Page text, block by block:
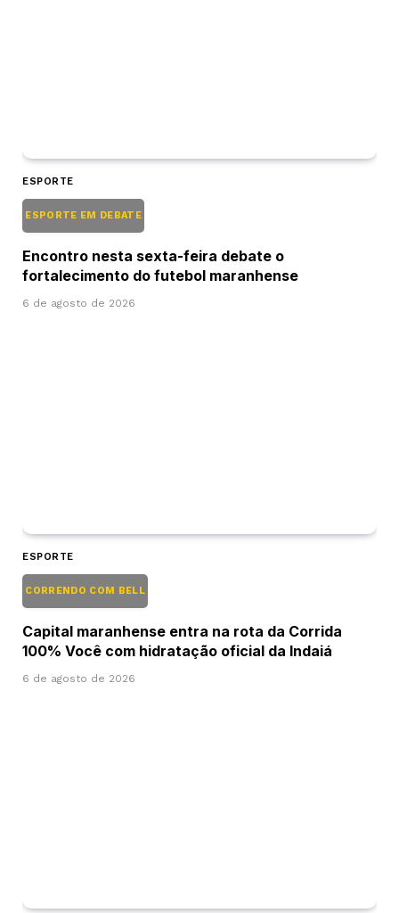
ESPORTE
ESPORTE EM DEBATE
Encontro nesta sexta-feira debate o
fortalecimento do futebol maranhense
6 de agosto de 2026
ESPORTE
CORRENDO COM BELL
Capital maranhense entra na rota da Corrida
100% Você com hidratação oficial da Indaiá
6 de agosto de 2026